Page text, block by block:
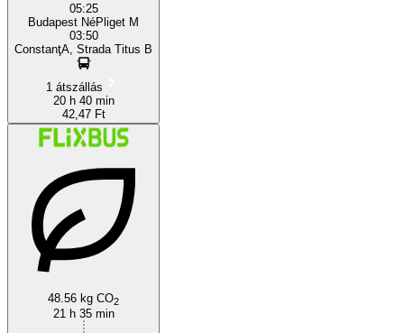
05:25
Budapest NéPliget M
03:50
ConstanţA, Strada Titus B
1 átszállás
20 h 40 min
42,47 Ft
48.56 kg CO2
21 h 35 min